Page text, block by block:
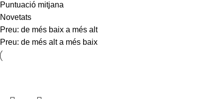
Puntuació mitjana
Novetats
Preu: de més baix a més alt
Preu: de més alt a més baix